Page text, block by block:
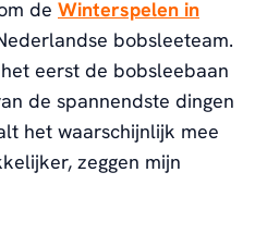
de Winterspelen in
bobsleeteam.
eerst de bobsleebaan
de spannendste dingen
het waarschijnlijk mee
zeggen mijn